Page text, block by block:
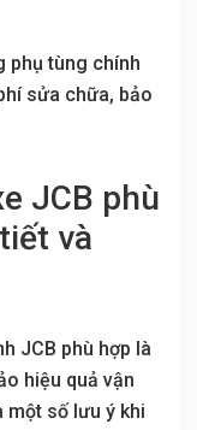
phụ tùng chính
sửa chữa, bảo
JCB phù
và
JCB phù hợp là
hiệu quả vận
một số lưu ý khi